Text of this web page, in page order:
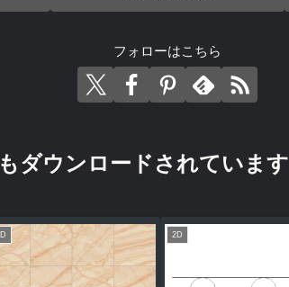
フォローはこちら
ダウンロードされています
2D